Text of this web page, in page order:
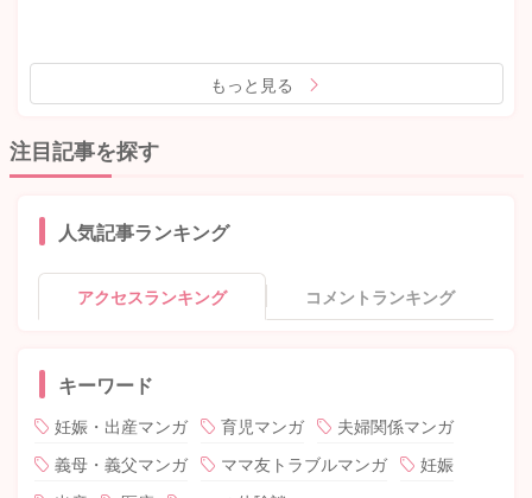
もっと見る
注目記事を探す
人気記事ランキング
アクセスランキング コメントランキング
キーワード
妊娠・出産マンガ 育児マンガ
夫婦関係マンガ
義母・義父マンガ
ママ友トラブルマンガ
妊娠